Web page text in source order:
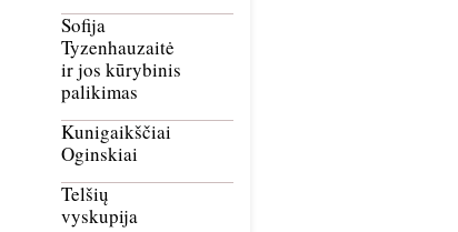
Sofija
Tyzenhauzaitė
ir jos kūrybinis
palikimas
Kunigaikščiai
Oginskiai
Telšių
vyskupija